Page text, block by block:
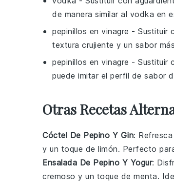
de manera similar al vodka en
pepinillos en vinagre - Sustituir
textura crujiente y un sabor
pepinillos en vinagre - Sustituir
puede imitar el perfil de sabor
Otras Recetas
Cóctel De Pepino Y Gin:
y un toque de limón. Perfecto
Ensalada De Pepino Y Yogur:
cremoso y un toque de menta.